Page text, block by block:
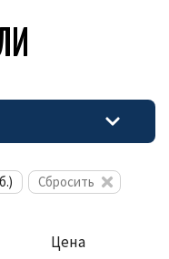
Сбросить
Цена